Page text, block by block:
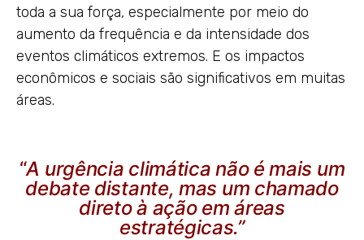
toda a sua força, especialmente por meio do
aumento da frequência e da intensidade dos
eventos climáticos extremos. E os impactos
econômicos e sociais são significativos em muitas
áreas.
“A urgência climática não é mais um
debate distante, mas um chamado
direto à ação em áreas
estratégicas.”